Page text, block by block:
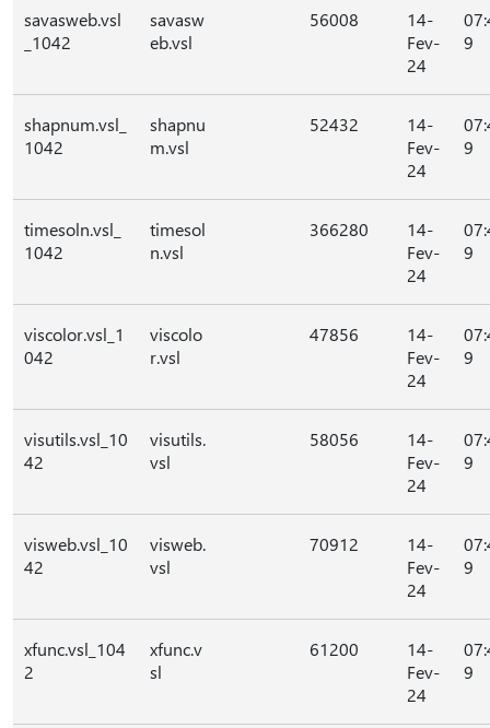
savasweb.vsl
_1042
savasw
eb.vsl
56008
14-
Fev-
24
9
shapnum.vsl_
1042
shapnu
m.vsl
52432
14-
Fev-
24
9
timesoln.vsl_
1042
timesol
n.vsl
366280
14-
Fev-
24
9
viscolor.vsl_1
042
viscolo
r.vsl
47856
14-
Fev-
24
9
visutils.vsl_10
42
visutils.
vsl
58056
14-
Fev-
24
9
visweb.vsl_10
42
visweb.
vsl
70912
14-
Fev-
24
9
xfunc.vsl_104
2
xfunc.v
sl
61200
14-
Fev-
24
9